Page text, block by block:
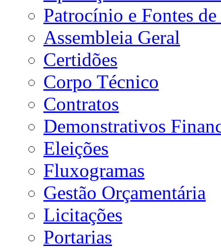
Patrocínio e Fontes de
Assembleia Geral
Certidões
Corpo Técnico
Contratos
Demonstrativos
Eleições
Fluxogramas
Gestão Orçamentária
Licitações
Portarias